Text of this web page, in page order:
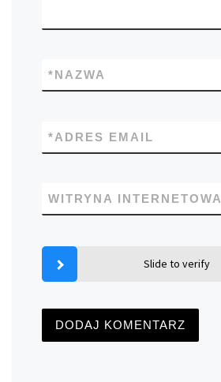
NAZWA
*
ADRES EMAIL
*
WITRYNA INTERNETOWA
Slide to verify